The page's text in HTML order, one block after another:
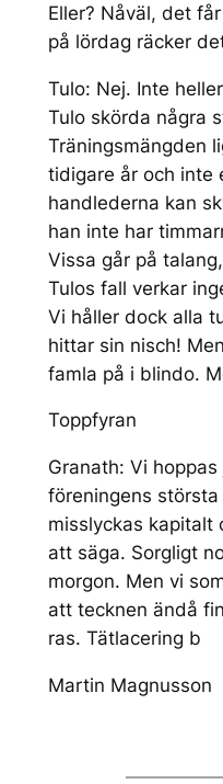
Eller? Nåväl, det
på lördag räcker
Tulo: Nej. Inte
Tulo skörda några
Träningsmängden
tidigare år och inte
handlederna kan
han inte har
Vissa går på
Tulos fall verkar
Vi håller dock alla
hittar sin nisch!
famla på i blindo.
Toppfyran
Granath: Vi
föreningens
misslyckas kapitalt
att säga. Sorgligt
morgon. Men vi
att tecknen ändå
ras. Tätlacering b
Martin Magnusson